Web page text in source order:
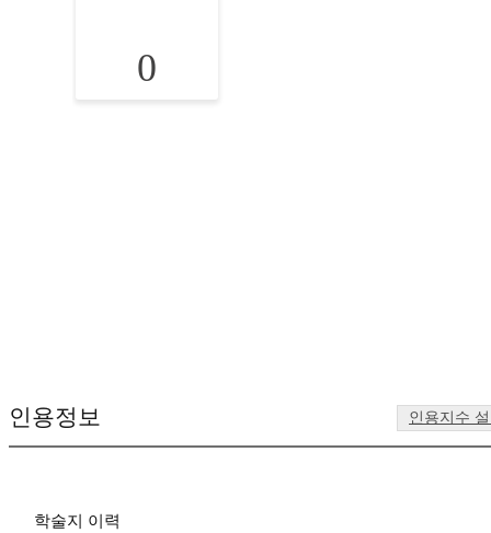
0
인용정보 인용지수
학술지 이력